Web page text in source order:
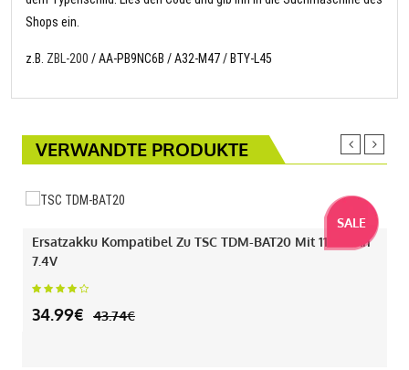
Shops ein.
z.B. ZBL-200 / AA-PB9NC6B / A32-M47 / BTY-L45
VERWANDTE PRODUKTE
SALE
Ersatzakku Kompatibel Zu TSC TDM-BAT20 Mit 1130mAh
7.4V
34.99€ 43.74€